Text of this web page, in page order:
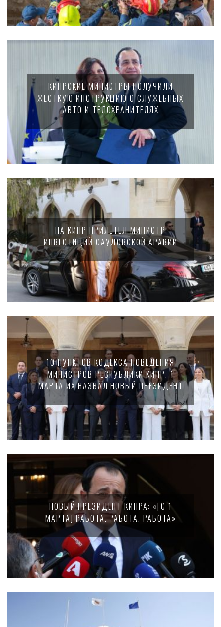
КИПРСКИЕ МИНИСТРЫ ПОЛУЧИЛИ
ЖЕСТКУЮ ИНСТРУКЦИЮ О СЛУЖЕБНЫХ
АВТО И ТЕЛОХРАНИТЕЛЯХ
НА КИПР ПРИЛЕТЕЛ МИНИСТР
ИНВЕСТИЦИЙ САУДОВСКОЙ АРАВИИ
10 ПУНКТОВ КОДЕКСА ПОВЕДЕНИЯ
МИНИСТРОВ РЕСПУБЛИКИ КИПР. 1
МАРТА ИХ НАЗВАЛ НОВЫЙ ПРЕЗИДЕНТ
НОВЫЙ ПРЕЗИДЕНТ КИПРА: «[С 1
МАРТА] РАБОТА, РАБОТА, РАБОТА»